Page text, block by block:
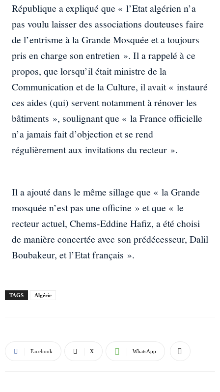
République a expliqué que « l’Etat algérien n’a
pas voulu laisser des associations douteuses faire
de l’entrisme à la Grande Mosquée et a toujours
pris en charge son entretien ». Il a rappelé à ce
propos, que lorsqu’il était ministre de la
Communication et de la Culture, il avait « instauré
ces aides (qui) servent notamment à rénover les
bâtiments », soulignant que « la France officielle
n’a jamais fait d’objection et se rend
régulièrement aux invitations du recteur ».
Il a ajouté dans le même sillage que « la Grande
mosquée n’est pas une officine » et que « le
recteur actuel, Chems-Eddine Hafiz, a été choisi
de manière concertée avec son prédécesseur, Dalil
Boubakeur, et l’Etat français ».
TAGS Algérie
Facebook X WhatsApp